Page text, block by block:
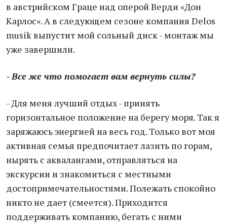
в австрийском Граце над оперой Верди «Дон
Карлос». А в следующем сезоне компания Delos
musik выпустит мой сольный диск - монтаж мы
уже завершили.
- Все же что помогает вам вернуть силы?
- Для меня лучший отдых - принять
горизонтальное положение на берегу моря. Так я
заряжаюсь энергией на весь год. Только вот моя
активная семья предпочитает лазить по горам,
нырять с аквалангами, отправляться на
экскурсии и знакомиться с местными
достопримечательностями. Полежать спокойно
никто не дает (смеется). Приходится
поддерживать компанию, бегать с ними